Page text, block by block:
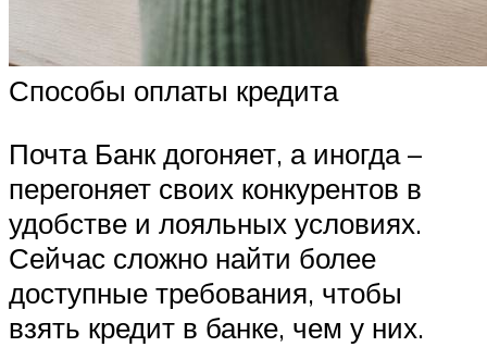
Способы оплаты кредита
Почта Банк догоняет, а иногда –
перегоняет своих конкурентов в
удобстве и лояльных условиях.
Сейчас сложно найти более
доступные требования, чтобы
взять кредит в банке, чем у них.